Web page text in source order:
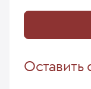
Оставить